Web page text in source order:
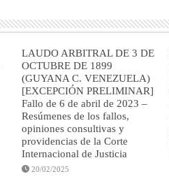
LAUDO ARBITRAL DE 3 DE
OCTUBRE DE 1899
(GUYANA C. VENEZUELA)
[EXCEPCIÓN PRELIMINAR]
Fallo de 6 de abril de 2023 –
Resúmenes de los fallos,
opiniones consultivas y
providencias de la Corte
Internacional de Justicia
20/02/2025